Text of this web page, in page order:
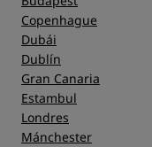
Copenhague
Dubái
Dublín
Gran Canaria
Estambul
Londres
Mánchester